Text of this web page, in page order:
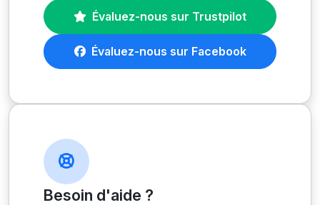
Évaluez-nous sur Trustpilot
Évaluez-nous sur Facebook
Besoin d'aide ?